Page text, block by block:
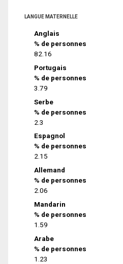
LANGUE MATERNELLE
Anglais
% de personnes
82.16
Portugais
% de personnes
3.79
Serbe
% de personnes
2.3
Espagnol
% de personnes
2.15
Allemand
% de personnes
2.06
Mandarin
% de personnes
1.59
Arabe
% de personnes
1.23